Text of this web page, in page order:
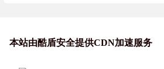
本站由酷盾安全提供CDN加速服务